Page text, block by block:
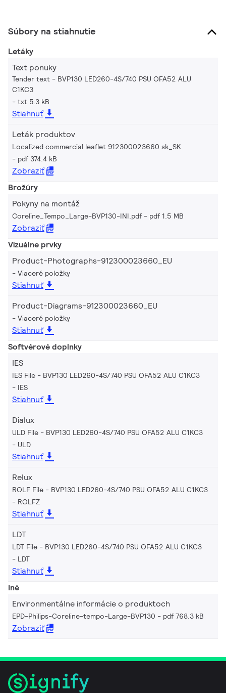
Súbory na stiahnutie
Letáky
Text ponuky
Tender text - BVP130 LED260-4S/740 PSU OFA52 ALU
C1KC3
txt 5.3 kB
Stiahnuť
Leták produktov
Localized commercial leaflet 912300023660 sk_SK
pdf 374.4 kB
Zobraziť
Brožúry
Pokyny na montáž
Coreline_Tempo_Large-BVP130-INI.pdf pdf 1.5 MB
Zobraziť
Vizuálne prvky
Product-Photographs-912300023660_EU
Viaceré položky
Stiahnuť
Product-Diagrams-912300023660_EU
Viaceré položky
Stiahnuť
Softvérové doplnky
IES
IES File - BVP130 LED260-4S/740 PSU OFA52 ALU C1KC3
IES
Stiahnuť
Dialux
ULD File - BVP130 LED260-4S/740 PSU OFA52 ALU C1KC3
ULD
Stiahnuť
Relux
ROLF File - BVP130 LED260-4S/740 PSU OFA52 ALU C1KC3
ROLFZ
Stiahnuť
LDT
LDT File - BVP130 LED260-4S/740 PSU OFA52 ALU C1KC3
LDT
Stiahnuť
Iné
Environmentálne informácie o produktoch
EPD-Philips-Coreline-tempo-Large-BVP130 pdf 768.3 kB
Zobraziť